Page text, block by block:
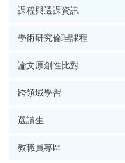
課程與選課資訊
學術研究倫理課程
論文原創性比對
跨領域學習
選讀生
教職員專區